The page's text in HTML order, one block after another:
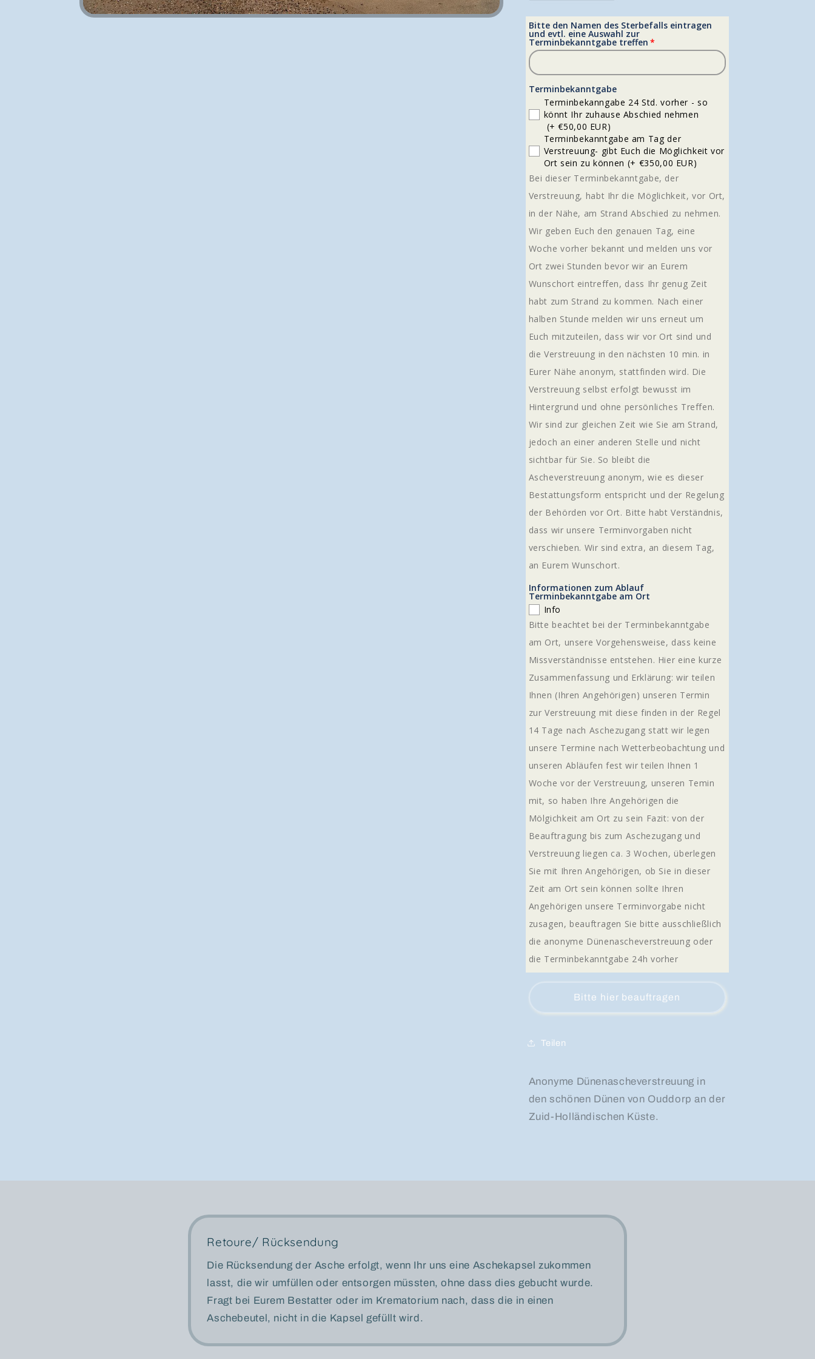
Medien 1 in Modal öffnen
Bitte den Namen des Sterbefalls eintragen
und evtl. eine Auswahl zur
Terminbekanntgabe treffen
Terminbekanntgabe
Terminbekanngabe 24 Std. vorher - so
könnt Ihr zuhause Abschied nehmen
(+ €50,00 EUR)
Terminbekanntgabe am Tag der
Verstreuung- gibt Euch die Möglichkeit vor
Ort sein zu können (+ €350,00 EUR)
Bei dieser Terminbekanntgabe, der
Verstreuung, habt Ihr die Möglichkeit, vor Ort,
in der Nähe, am Strand Abschied zu nehmen.
Wir geben Euch den genauen Tag, eine
Woche vorher bekannt und melden uns vor
Ort zwei Stunden bevor wir an Eurem
Wunschort eintreffen, dass Ihr genug Zeit
habt zum Strand zu kommen. Nach einer
halben Stunde melden wir uns erneut um
Euch mitzuteilen, dass wir vor Ort sind und
die Verstreuung in den nächsten 10 min. in
Eurer Nähe anonym, stattfinden wird. Die
Verstreuung selbst erfolgt bewusst im
Hintergrund und ohne persönliches Treffen.
Wir sind zur gleichen Zeit wie Sie am Strand,
jedoch an einer anderen Stelle und nicht
sichtbar für Sie. So bleibt die
Ascheverstreuung anonym, wie es dieser
Bestattungsform entspricht und der Regelung
der Behörden vor Ort. Bitte habt Verständnis,
dass wir unsere Terminvorgaben nicht
verschieben. Wir sind extra, an diesem Tag,
an Eurem Wunschort.
Informationen zum Ablauf
Terminbekanntgabe am Ort
Info
Bitte beachtet bei der Terminbekanntgabe
am Ort, unsere Vorgehensweise, dass keine
Missverständnisse entstehen. Hier eine kurze
Zusammenfassung und Erklärung: wir teilen
Ihnen (Ihren Angehörigen) unseren Termin
zur Verstreuung mit diese finden in der Regel
14 Tage nach Aschezugang statt wir legen
unsere Termine nach Wetterbeobachtung und
unseren Abläufen fest wir teilen Ihnen 1
Woche vor der Verstreuung, unseren Temin
mit, so haben Ihre Angehörigen die
Mölgichkeit am Ort zu sein Fazit: von der
Beauftragung bis zum Aschezugang und
Verstreuung liegen ca. 3 Wochen, überlegen
Sie mit Ihren Angehörigen, ob Sie in dieser
Zeit am Ort sein können sollte Ihren
Angehörigen unsere Terminvorgabe nicht
zusagen, beauftragen Sie bitte ausschließlich
die anonyme Dünenascheverstreuung oder
die Terminbekanntgabe 24h vorher
Bitte hier beauftragen
Teilen
Anonyme Dünenascheverstreuung in
den schönen Dünen von Ouddorp an der
Zuid-Holländischen Küste.
Retoure/ Rücksendung
Die Rücksendung der Asche erfolgt, wenn Ihr uns eine Aschekapsel zukommen
lasst, die wir umfüllen oder entsorgen müssten, ohne dass dies gebucht wurde.
Fragt bei Eurem Bestatter oder im Krematorium nach, dass die in einen
Aschebeutel, nicht in die Kapsel gefüllt wird.